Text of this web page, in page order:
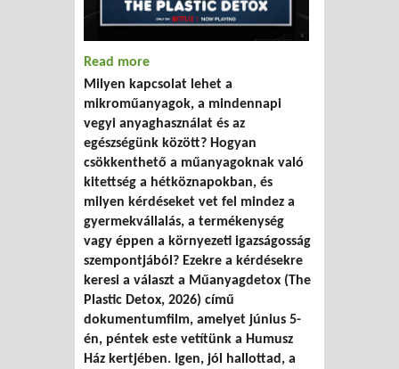
Read more
Humusz Ház kertjében
Milyen kapcsolat lehet a
mikroműanyagok, a mindennapi
vegyi anyaghasználat és az
egészségünk között? Hogyan
csökkenthető a műanyagoknak való
kitettség a hétköznapokban, és
milyen kérdéseket vet fel mindez a
gyermekvállalás, a termékenység
vagy éppen a környezeti igazságosság
szempontjából? Ezekre a kérdésekre
keresi a választ a Műanyagdetox (The
Plastic Detox, 2026) című
dokumentumfilm, amelyet június 5-
én, péntek este vetítünk a Humusz
Ház kertjében. Igen, jól hallottad, a